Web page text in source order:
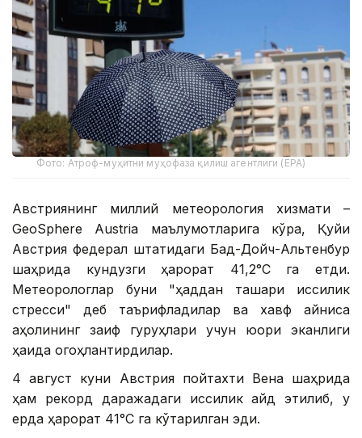
Фото: Атроф-муҳитни муҳофаза қилиш агентлиги (EPA)
Австриянинг миллий метеорология хизмати –
GeoSphere Austria маълумотларига кўра, Қуйи
Австрия федерал штатидаги Бад-Дойч-Альтенбур
шаҳрида кундузги ҳарорат 41,2°С га етди.
Метеорологлар буни "ҳаддан ташқари иссиқлик
стресси" деб таърифладилар ва хавф айниқса
аҳолининг заиф гуруҳлари учун юқори эканлиги
ҳақида огоҳлантирдилар.
4 август куни Австрия пойтахти Вена шаҳрида
ҳам рекорд даражадаги иссиқлик қайд этилиб, у
ерда ҳарорат 41°С га кўтарилган эди.